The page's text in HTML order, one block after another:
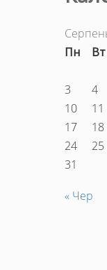
Пн
Вт
3
4
10
11
17
18
24
25
31
« Чер